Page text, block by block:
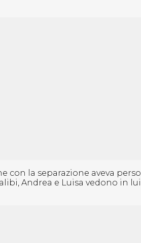
con la separazione aveva perso
Andrea e Luisa vedono in lui